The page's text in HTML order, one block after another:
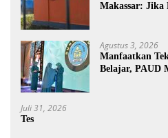
Makassar: Jika
Agustus 3, 2026
Manfaatkan
Belajar, PAUD
Juli 31, 2026
Tes